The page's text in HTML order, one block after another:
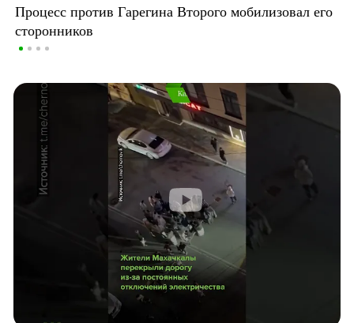
Процесс против Гарегина Второго мобилизовал его
сторонников